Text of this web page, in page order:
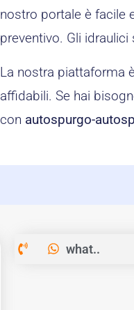
nostro portale è facile
preventivo. Gli
La nostra piattaforma
affidabili. Se hai
con autospurgo-
what..